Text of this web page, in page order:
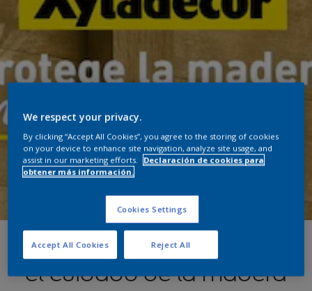
Máxima protección para
el cuidado de la madera
We respect your privacy.
By clicking “Accept All Cookies”, you agree to the storing of cookies
on your device to enhance site navigation, analyze site usage, and
assist in our marketing efforts.
Declaración de cookies para
obtener más información.
Cookies Settings
Reject All
Accept All Cookies